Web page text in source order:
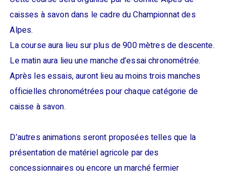
caisses à savon dans le cadre du Championnat des
Alpes.
La course aura lieu sur plus de 900 mètres de descente.
Le matin aura lieu une manche d’essai chronométrée.
Après les essais, auront lieu au moins trois manches
officielles chronométrées pour chaque catégorie de
caisse à savon.
D’autres animations seront proposées telles que la
présentation de matériel agricole par des
concessionnaires ou encore un marché fermier